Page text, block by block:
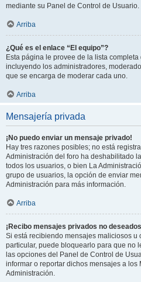
mediante su Panel de Control de Usuario.
Arriba
¿Qué es el enlace “El equipo”?
Esta página le provee de la lista
incluyendo los administradores,
que se encarga de moderar cada uno.
Arriba
Mensajería privada
¡No puedo enviar un mensaje privado!
Hay tres razones posibles; no está
Administración del foro ha deshabilitado
todos los usuarios, o bien La
grupo de usuarios, la opción de enviar
Administración para más información.
Arriba
¡Recibo mensajes privados no
Si está recibiendo mensajes maliciosos u
particular, puede bloquearlo para que no
las opciones del Panel de Control de
informar o reportar dichos mensajes a
Administración.